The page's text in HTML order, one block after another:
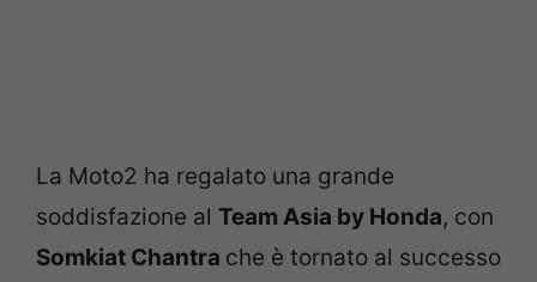
La Moto2 ha regalato una grande
soddisfazione al Team Asia by Honda, con
Somkiat Chantra che è tornato al successo